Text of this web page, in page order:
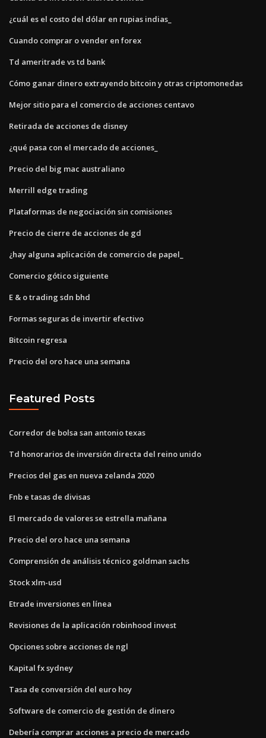
¿cuál es el costo del dólar en rupias indias_
Cuando comprar o vender en forex
Td ameritrade vs td bank
Cómo ganar dinero extrayendo bitcoin y otras criptomonedas
Mejor sitio para el comercio de acciones centavo
Retirada de acciones de disney
¿qué pasa con el mercado de acciones_
Precio del big mac australiano
Merrill edge trading
Plataformas de negociación sin comisiones
Precio de cierre de acciones de gd
¿hay alguna aplicación de comercio de papel_
Comercio gótico siguiente
E & o trading sdn bhd
Formas seguras de invertir efectivo
Bitcoin regresa
Precio del oro hace una semana
Featured Posts
Corredor de bolsa san antonio texas
Td honorarios de inversión directa del reino unido
Precios del gas en nueva zelanda 2020
Fnb e tasas de divisas
El mercado de valores se estrella mañana
Precio del oro hace una semana
Comprensión de análisis técnico goldman sachs
Stock xlm-usd
Etrade inversiones en línea
Revisiones de la aplicación robinhood invest
Opciones sobre acciones de ngl
Kapital fx sydney
Tasa de conversión del euro hoy
Software de comercio de gestión de dinero
Debería comprar acciones a precio de mercado